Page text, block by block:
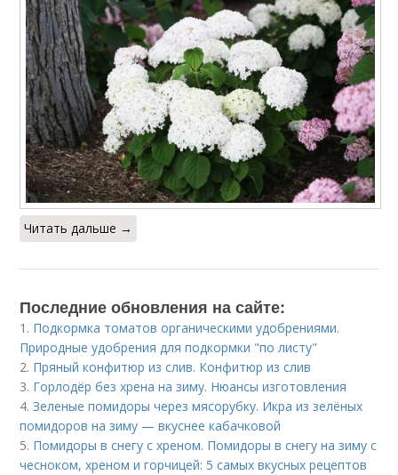
Читать дальше →
Последние обновления на сайте:
1. Подкормка томатов органическими удобрениями.
Природные удобрения для подкормки "по листу"
2. Пряный конфитюр из слив. Конфитюр из слив
3. Горлодёр без хрена на зиму. Нюансы изготовления
4.Зеленые помидоры через мясорубку. Икра из зелёных
помидоров на зиму — вкуснее кабачковой
5. Помидоры в снегу с хреном. Помидоры в снегу на зиму с
чесноком, хреном и горчицей: 5 самых вкусных рецептов